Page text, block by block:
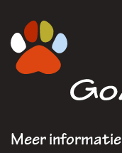
Meer informatie